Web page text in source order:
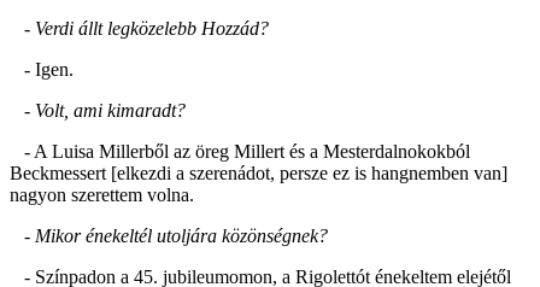
- Verdi állt legközelebb Hozzád?
- Igen.
- Volt, ami kimaradt?
- A Luisa Millerből az öreg Millert és a Mesterdalnokokból
Beckmessert [elkezdi a szerenádot, persze ez is hangnemben van]
nagyon szerettem volna.
- Mikor énekeltél utoljára közönségnek?
- Színpadon a 45. jubileumomon, a Rigolettót énekeltem elejétől